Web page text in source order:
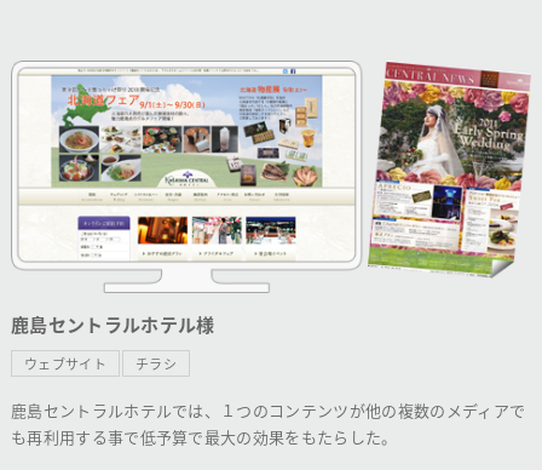
鹿島セントラルホテル様
ウェブサイト チラシ
鹿島セントラルホテルでは、１つのコンテンツが他の複数のメディアで
も再利用する事で低予算で最大の効果をもたらした。